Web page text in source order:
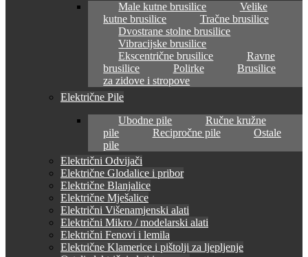
Male kutne brusilice
Velike
kutne brusilice
Tračne brusilice
Dvostrane stolne brusilice
Vibracijske brusilice
Ekscentrične brusilice
Ravne
brusilice
Polirke
Brusilice
za zidove i stropove
Električne Pile
Ubodne pile
Ručne kružne
pile
Recipročne pile
Ostale
pile
Električni Odvijači
Električne Glodalice i pribor
Električne Blanjalice
Električne Mješalice
Električni Višenamjenski alati
Električni Mikro / modelarski alati
Električni Fenovi i lemila
Električne Klamerice i pištolji za ljepljenje